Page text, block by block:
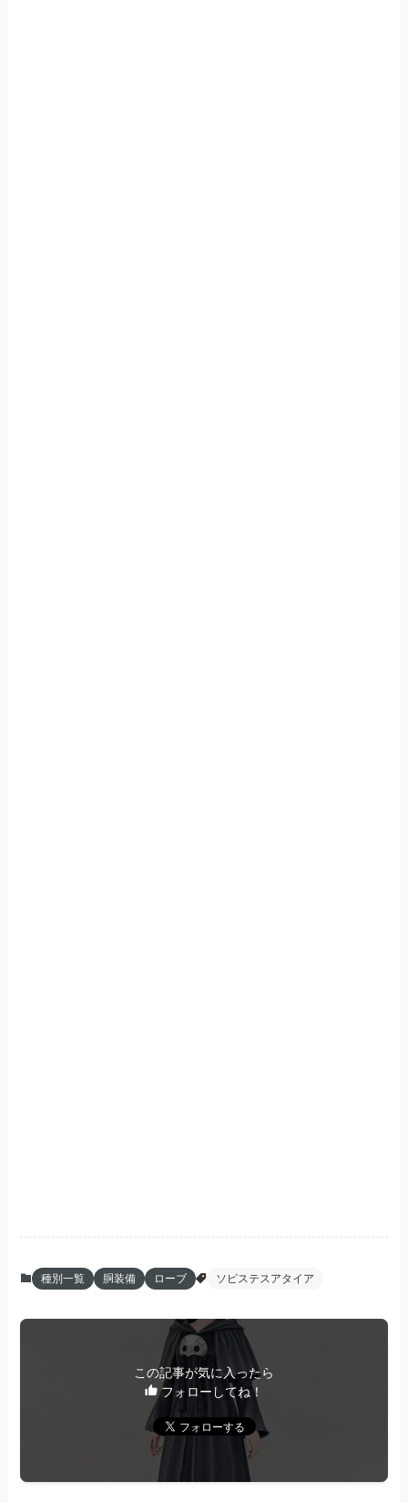
種別一覧 胴装備 ローブ ソピステスアタイア
この記事が気に入ったら
フォローしてね！